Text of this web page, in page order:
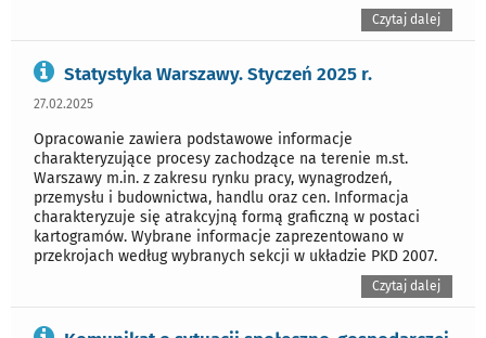
Czytaj dalej
Statystyka Warszawy. Styczeń 2025 r.
27.02.2025
Opracowanie zawiera podstawowe informacje
charakteryzujące procesy zachodzące na terenie m.st.
Warszawy m.in. z zakresu rynku pracy, wynagrodzeń,
przemysłu i budownictwa, handlu oraz cen. Informacja
charakteryzuje się atrakcyjną formą graficzną w postaci
kartogramów. Wybrane informacje zaprezentowano w
przekrojach według wybranych sekcji w układzie PKD 2007.
Czytaj dalej